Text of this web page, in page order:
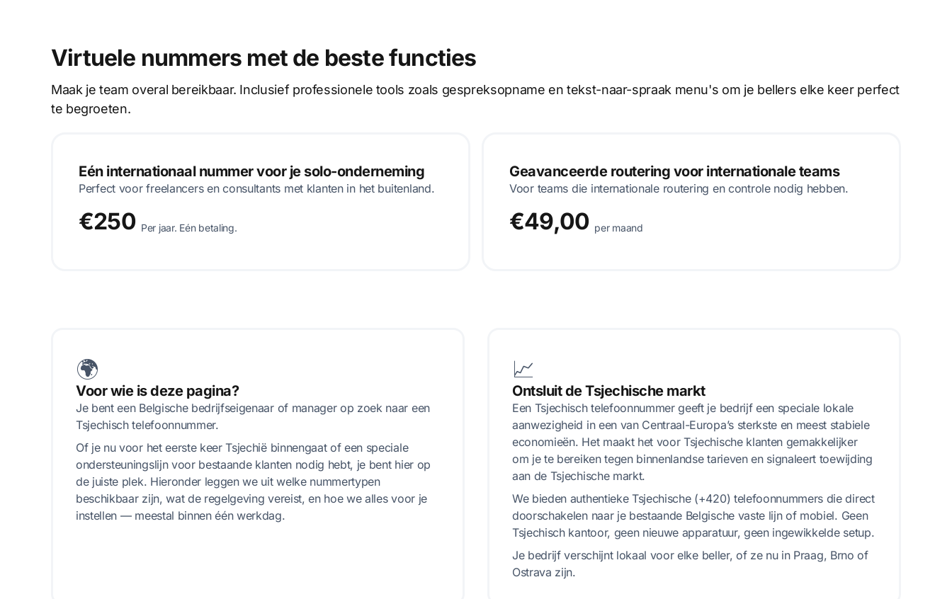
Virtuele nummers met de beste functies
Maak je team overal bereikbaar. Inclusief professionele tools zoals gespreksopname en tekst-naar-spraak menu's om je bellers elke keer perfect
te begroeten.
Eén internationaal nummer voor je solo-onderneming
Perfect voor freelancers en consultants met klanten in het buitenland.
€250 Per jaar. Eén betaling.
Geavanceerde routering voor internationale teams
Voor teams die internationale routering en controle nodig hebben.
€49,00 per maand
🌍
Voor wie is deze pagina?
Je bent een Belgische bedrijfseigenaar of manager op zoek naar een
Tsjechisch telefoonnummer.
Of je nu voor het eerste keer Tsjechië binnengaat of een speciale
ondersteuningslijn voor bestaande klanten nodig hebt, je bent hier op
de juiste plek. Hieronder leggen we uit welke nummertypen
beschikbaar zijn, wat de regelgeving vereist, en hoe we alles voor je
instellen — meestal binnen één werkdag.
📈
Ontsluit de Tsjechische markt
Een Tsjechisch telefoonnummer geeft je bedrijf een speciale lokale
aanwezigheid in een van Centraal-Europa’s sterkste en meest stabiele
economieën. Het maakt het voor Tsjechische klanten gemakkelijker
om je te bereiken tegen binnenlandse tarieven en signaleert toewijding
aan de Tsjechische markt.
We bieden authentieke Tsjechische (+420) telefoonnummers die direct
doorschakelen naar je bestaande Belgische vaste lijn of mobiel. Geen
Tsjechisch kantoor, geen nieuwe apparatuur, geen ingewikkelde setup.
Je bedrijf verschijnt lokaal voor elke beller, of ze nu in Praag, Brno of
Ostrava zijn.